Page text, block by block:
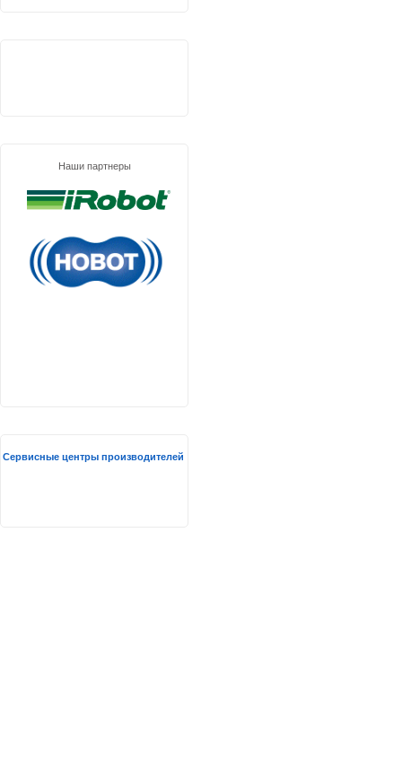
Наши партнеры
Сервисные центры производителей